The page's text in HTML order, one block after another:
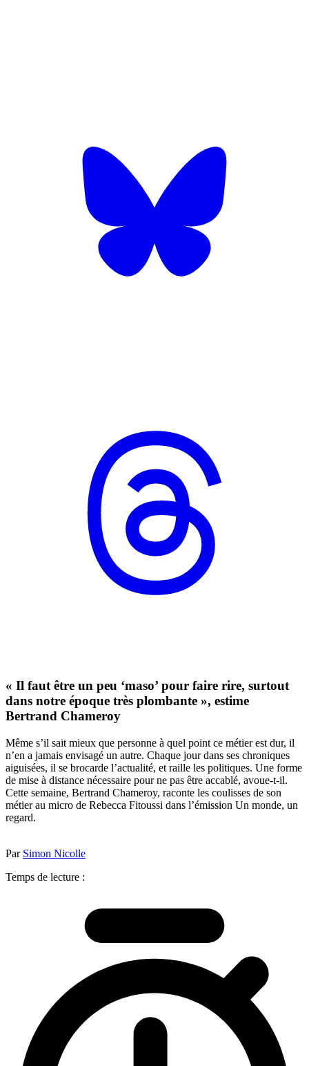
« Il faut être un peu ‘maso’ pour faire rire, surtout
dans notre époque très plombante », estime
Bertrand Chameroy
Même s’il sait mieux que personne à quel point ce métier est dur, il
n’en a jamais envisagé un autre. Chaque jour dans ses chroniques
aiguisées, il se brocarde l’actualité, et raille les politiques. Une forme
de mise à distance nécessaire pour ne pas être accablé, avoue-t-il.
Cette semaine, Bertrand Chameroy, raconte les coulisses de son
métier au micro de Rebecca Fitoussi dans l’émission Un monde, un
regard.
Par Simon Nicolle
Temps de lecture :